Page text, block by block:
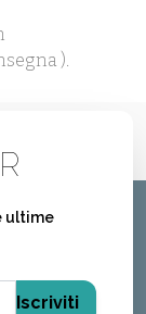
).
ultime
Iscriviti